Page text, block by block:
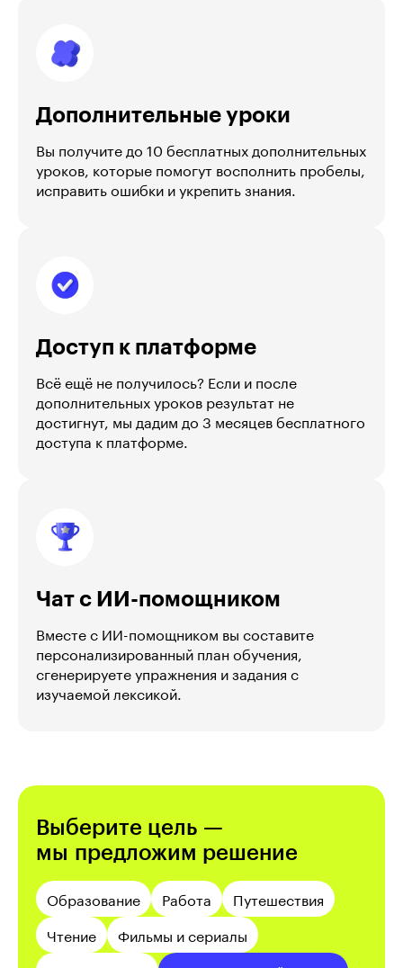
Дополнительные уроки
Вы получите до 10 бесплатных дополнительных
уроков, которые помогут восполнить пробелы,
исправить ошибки и укрепить знания.
Доступ к платформе
Всё ещё не получилось? Если и после
дополнительных уроков результат не
достигнут, мы дадим до 3 месяцев бесплатного
доступа к платформе.
Чат с ИИ-помощником
Вместе с ИИ-помощником вы составите
персонализированный план обучения,
сгенерируете упражнения и задания с
изучаемой лексикой.
Выберите цель —
мы предложим решение
Образование Работа
Путешествия
Чтение
Фильмы и сериалы